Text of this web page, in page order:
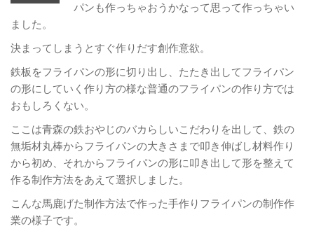
パンも作っちゃおうかなって思って作っちゃい
ました。
決まってしまうとすぐ作りだす創作意欲。
鉄板をフライパンの形に切り出し、たたき出してフライパン
の形にしていく作り方の様な普通のフライパンの作り方では
おもしろくない。
ここは青森の鉄おやじのバカらしいこだわりを出して、鉄の
無垢材丸棒からフライパンの大きさまで叩き伸ばし材料作り
から初め、それからフライパンの形に叩き出して形を整えて
作る制作方法をあえて選択しました。
こんな馬鹿げた制作方法で作った手作りフライパンの制作作
業の様子です。